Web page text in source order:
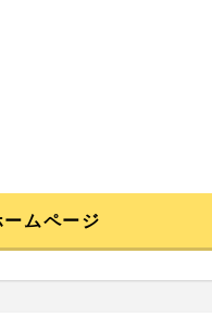
ームページ